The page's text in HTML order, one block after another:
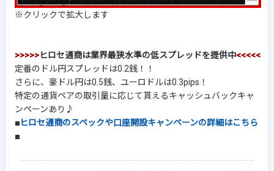
※クリックで拡大します
>>>>>ヒロセ通商は業界最狭水準の低スプレッドを提供中<<<<<
定番のドル円スプレッドは0.2銭！！
さらに、豪ドル円は0.5銭、ユーロドルは0.3pips！
特定の通貨ペアの取引量に応じて貰えるキャッシュバックキャ
ンペーンあり♪
■ヒロセ通商のスペックや口座開設キャンペーンの詳細はこちら
■